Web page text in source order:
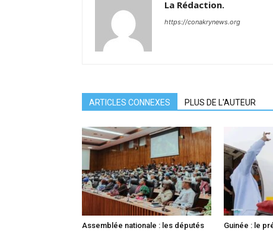
La Rédaction.
https://conakrynews.org
ARTICLES CONNEXES PLUS DE L'AUTEUR
Assemblée nationale : les députés
Guinée : le